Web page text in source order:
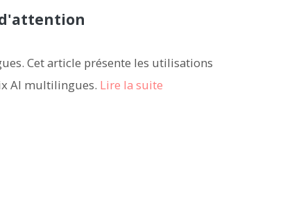
Cet article présente les utilisations
AI multilingues. Lire la suite